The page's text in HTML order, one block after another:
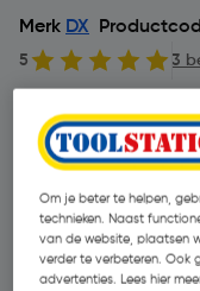
Merk DX
5 3
Om je beter te helpen,
technieken. Naast
van de website, plaatsen
verder te verbeteren. Ook
advertenties. Lees hier